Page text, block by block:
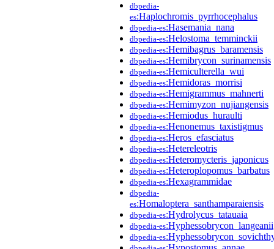
dbpedia-
es:Haplochromis_pyrrhocephalus
dbpedia-es:Hasemania_nana
dbpedia-es:Helostoma_temminckii
dbpedia-es:Hemibagrus_baramensis
dbpedia-es:Hemibrycon_surinamensis
dbpedia-es:Hemiculterella_wui
dbpedia-es:Hemidoras_morrisi
dbpedia-es:Hemigrammus_mahnerti
dbpedia-es:Hemimyzon_nujiangensis
dbpedia-es:Hemiodus_huraulti
dbpedia-es:Henonemus_taxistigmus
dbpedia-es:Heros_efasciatus
dbpedia-es:Hetereleotris
dbpedia-es:Heteromycteris_japonicus
dbpedia-es:Heteroplopomus_barbatus
dbpedia-es:Hexagrammidae
dbpedia-
es:Homaloptera_santhamparaiensis
dbpedia-es:Hydrolycus_tatauaia
dbpedia-es:Hyphessobrycon_langeanii
dbpedia-es